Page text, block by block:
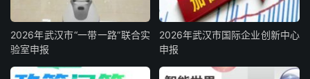
2026年武汉市“一带一路”联合实
验室申报
2026年武汉市国际企业创新中心
申报